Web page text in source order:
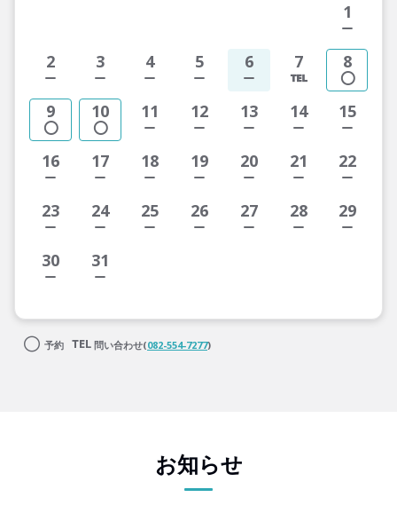
1
2 3 4 5 6 7 8
9 10 11 12 13 14 15
16 17 18 19 20 21 22
23 24 25 26 27 28 29
30 31
予約 問い合わせ(082-554-7277)
お知らせ